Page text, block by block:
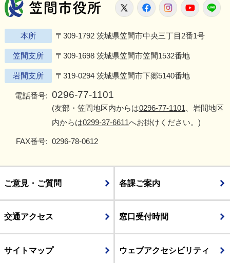
笠間市役所
X FacebookInstagram
本所 〒309-1792 茨城県笠間市中央三丁目2番1号
笠間支所 〒309-1698 茨城県笠間市笠間1532番地
岩間支所 〒319-0294 茨城県笠間市下郷5140番地
電話番号: 0296-77-1101
(友部・笠間地区内からは0296-77-1101 、岩間地区
内からは0299-37-6611へお掛けください。)
FAX番号: 0296-78-0612
ご意見・ご質問 各課ご案内
交通アクセス 窓口受付時間
サイトマップ ウェブアクセシビリティ